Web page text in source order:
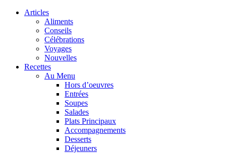
Articles
Aliments
Conseils
Célébrations
Voyages
Nouvelles
Recettes
Au Menu
Hors d’oeuvres
Entrées
Soupes
Salades
Plats Principaux
Accompagnements
Desserts
Déjeuners